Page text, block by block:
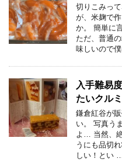
切りこみっ
が、米麹で
か。 簡単に
ただ、普通
味しいので
入手難易
たいクル
鎌倉紅谷が
い。 写真う
よ… 当然、
うにも品切
しい！とい …